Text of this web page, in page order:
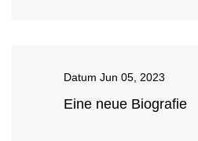
Datum Jun 05, 2023
Eine neue Biografie